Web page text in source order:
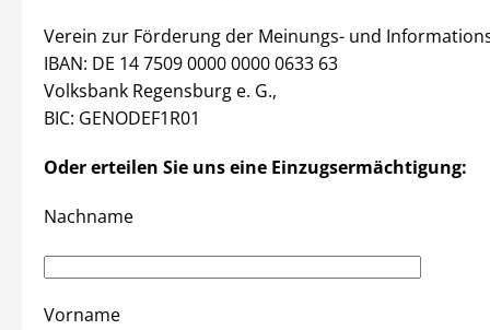
Verein zur Förderung der Meinungs- und
IBAN: DE 14 7509 0000 0000 0633 63
Volksbank Regensburg e. G.,
BIC: GENODEF1R01
Oder erteilen Sie uns eine Einzugsermächtigung:
Nachname
Vorname